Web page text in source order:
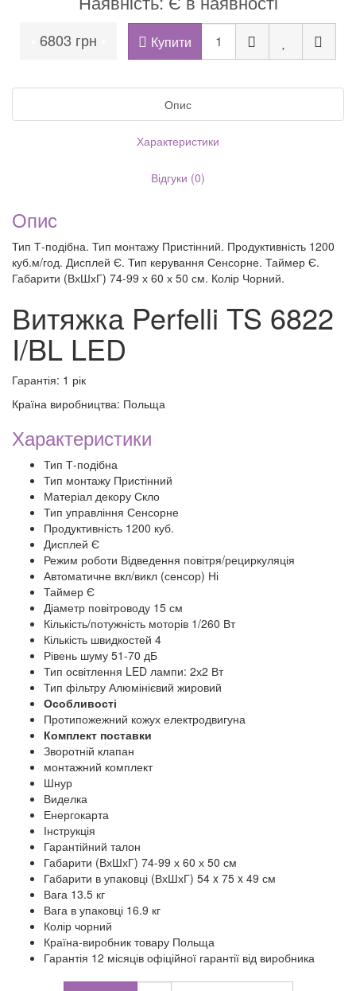
6803 грн Купити
Опис
Характеристики
Відгуки (0)
Опис
Тип Т-подібна. Тип монтажу Пристінний. Продуктивність 1200
куб.м/год. Дисплей Є. Тип керування Сенсорне. Таймер Є.
Габарити (ВхШхГ) 74-99 х 60 х 50 см. Колір Чорний.
Витяжка Perfelli TS 6822
I/BL LED
Гарантія: 1 рік
Країна виробництва: Польща
Характеристики
Тип Т-подібна
Тип монтажу Пристінний
Матеріал декору Скло
Тип управління Сенсорне
Продуктивність 1200 куб.
Дисплей Є
Режим роботи Відведення повітря/рециркуляція
Автоматичне вкл/викл (сенсор) Ні
Таймер Є
Діаметр повітроводу 15 см
Кількість/потужність моторів 1/260 Вт
Кількість швидкостей 4
Рівень шуму 51-70 дБ
Тип освітлення LED лампи: 2х2 Вт
Тип фільтру Алюмінієвий жировий
Особливості
Протипожежний кожух електродвигуна
Комплект поставки
Зворотній клапан
монтажний комплект
Шнур
Виделка
Енергокарта
Інструкція
Гарантійний талон
Габарити (ВхШхГ) 74-99 х 60 х 50 см
Габарити в упаковці (ВхШхГ) 54 x 75 x 49 см
Вага 13.5 кг
Вага в упаковці 16.9 кг
Колір чорний
Країна-виробник товару Польща
Гарантія 12 місяців офіційної гарантії від виробника